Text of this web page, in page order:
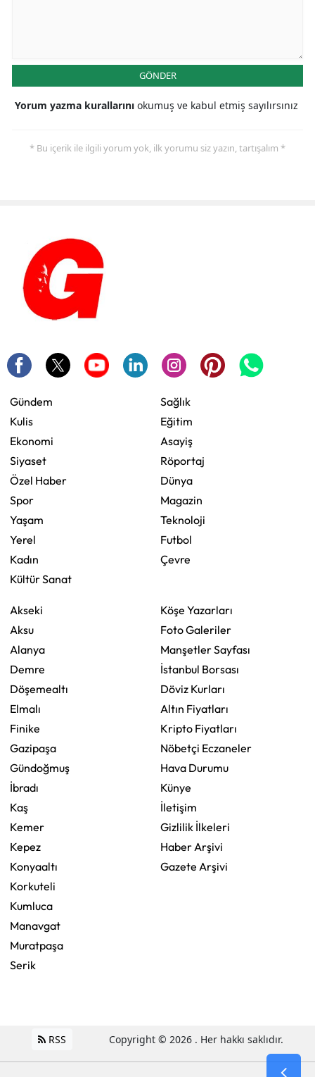
GÖNDER
Yorum yazma kurallarını okumuş ve kabul etmiş sayılırsınız
* Bu içerik ile ilgili yorum yok, ilk yorumu siz yazın, tartışalım *
Gündem
Kulis
Ekonomi
Siyaset
Özel Haber
Spor
Yaşam
Yerel
Kadın
Kültür Sanat
Sağlık
Eğitim
Asayiş
Röportaj
Dünya
Magazin
Teknoloji
Futbol
Çevre
Akseki
Aksu
Alanya
Demre
Döşemealtı
Elmalı
Finike
Gazipaşa
Gündoğmuş
İbradı
Kaş
Kemer
Kepez
Konyaaltı
Korkuteli
Kumluca
Manavgat
Muratpaşa
Serik
Köşe Yazarları
Foto Galeriler
Manşetler Sayfası
İstanbul Borsası
Döviz Kurları
Altın Fiyatları
Kripto Fiyatları
Nöbetçi Eczaneler
Hava Durumu
Künye
İletişim
Gizlilik İlkeleri
Haber Arşivi
Gazete Arşivi
RSS Copyright © 2026 . Her hakkı saklıdır.